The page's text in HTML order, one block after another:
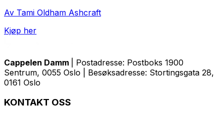
Av Tami Oldham Ashcraft
Kjøp her
Cappelen Damm
| Postadresse: Postboks 1900
Sentrum, 0055 Oslo | Besøksadresse: Stortingsgata 28,
0161 Oslo
KONTAKT OSS